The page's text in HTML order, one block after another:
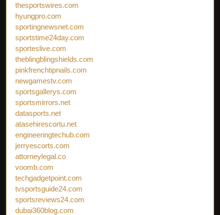
thesportswires.com
hyungpro.com
sportingnewsnet.com
sportstime24day.com
sporteslive.com
theblingblingshields.com
pinkfrenchtipnails.com
newgamestv.com
sportsgallerys.com
sportsmirrors.net
datasports.net
atasehirescortu.net
engineeringtechub.com
jerryescorts.com
attorneylegal.co
voomb.com
techgadgetpoint.com
tvsportsguide24.com
sportsreviews24.com
dubai360blog.com